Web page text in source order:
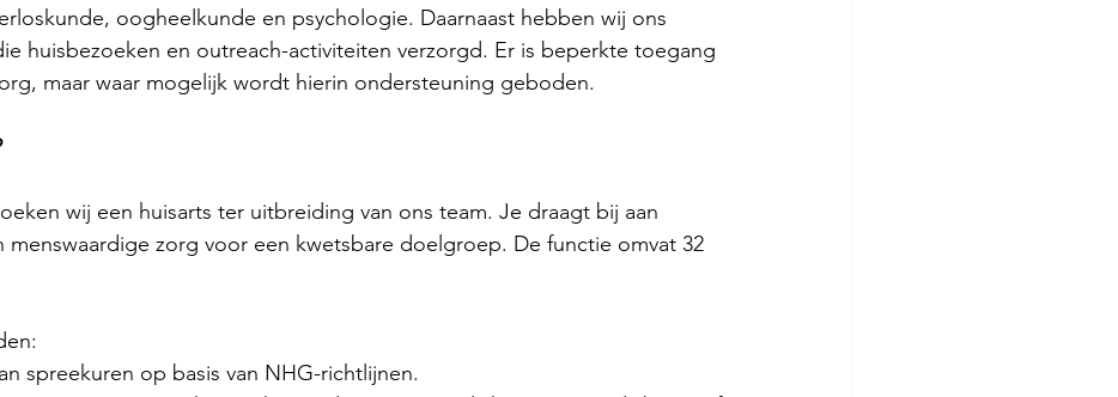
oogheelkunde en psychologie. Daarnaast hebben wij ons
huisbezoeken en outreach-activiteiten verzorgd. Er is beperkte toegang
maar waar mogelijk wordt hierin ondersteuning geboden.
wij een huisarts ter uitbreiding van ons team. Je draagt bij aan
menswaardige zorg voor een kwetsbare doelgroep. De functie omvat 32
spreekuren op basis van NHG-richtlijnen.